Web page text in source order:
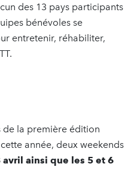
des 13 pays participants
bénévoles se
entretenir, réhabiliter,
de la première édition
année, deux weekends
avril ainsi que les 5 et 6